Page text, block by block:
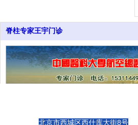
脊柱专家王宇门诊
北京市西城区西什库大街8号